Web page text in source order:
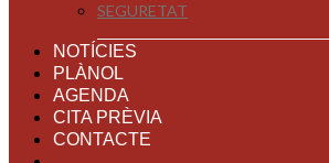
SEGURETAT
NOTÍCIES
PLÀNOL
AGENDA
CITA PRÈVIA
CONTACTE